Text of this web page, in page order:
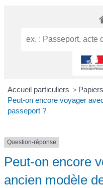
Accueil particuliers >
Peut-on encore voyager
passeport ?
Question-réponse
Peut-on encore
ancien modèle